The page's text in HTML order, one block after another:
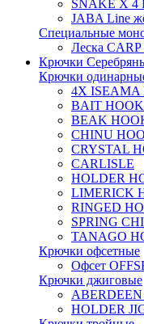
SNAKE X 4
JABA Line
Специальные
Леска
Крючки
Крючки
4X ISEAMA
BAIT HOOK
BEAK
CHINU
CRYSTAL
CARLISLE
HOLDER
LIMERICK
RINGED
SPRING
TANAGO
Крючки офсетные
Офсет
Крючки джиговые
ABERDEEN
HOLDER